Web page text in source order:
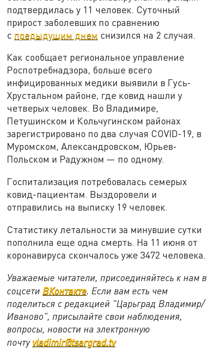
подтвердилась у 11 человек. Суточный
прирост заболевших по сравнению
с предыдущим днем снизился на 2 случая.
Как сообщает региональное управление
Роспотребнадзора, больше всего
инфицированных медики выявили в Гусь-
Хрустальном районе, где ковид нашли у
четверых человек. Во Владимире,
Петушинском и Кольчугинском районах
зарегистрировано по два случая COVID-19, в
Муромском, Александровском, Юрьев-
Польском и Радужном — по одному.
Госпитализация потребовалась семерых
ковид-пациентам. Выздоровели и
отправились на выписку 19 человек.
Статистику летальности за минувшие сутки
пополнила еще одна смерть. На 11 июня от
коронавируса скончалось уже 3472 человека.
Уважаемые читатели, присоединяйтесь к нам в
соцсети ВКонтакте . Если вам есть чем
поделиться с редакцией "Царьград Владимир/
Иваново", присылайте свои наблюдения,
вопросы, новости на электронную
почту vladimir@tsargrad.tv